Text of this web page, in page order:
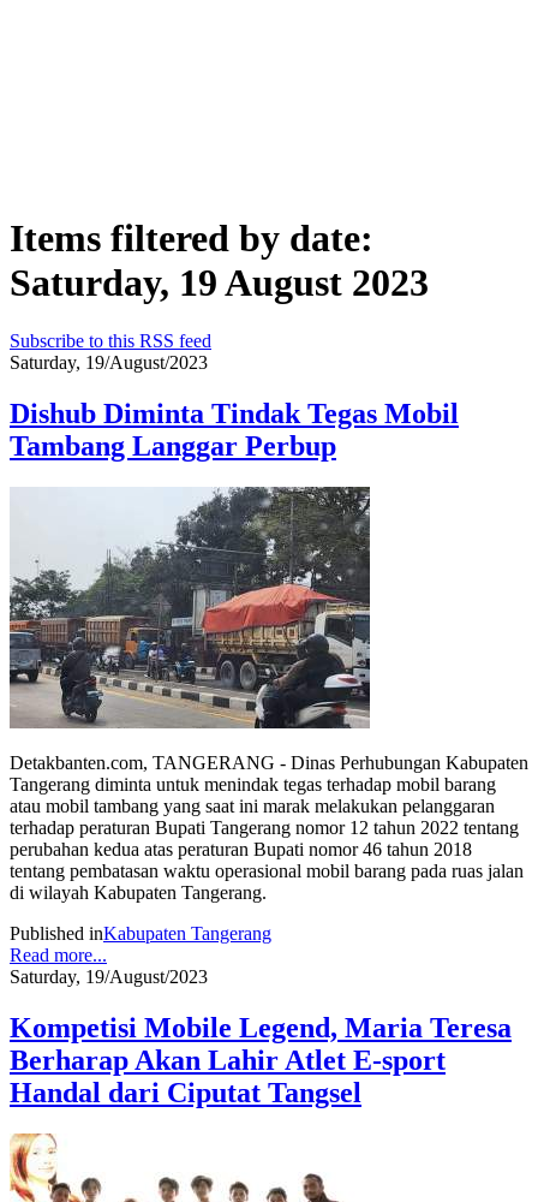
Items filtered by date:
Saturday, 19 August 2023
Subscribe to this RSS feed
Saturday, 19/August/2023
Dishub Diminta Tindak Tegas Mobil
Tambang Langgar Perbup
Detakbanten.com, TANGERANG - Dinas Perhubungan Kabupaten
Tangerang diminta untuk menindak tegas terhadap mobil barang
atau mobil tambang yang saat ini marak melakukan pelanggaran
terhadap peraturan Bupati Tangerang nomor 12 tahun 2022 tentang
perubahan kedua atas peraturan Bupati nomor 46 tahun 2018
tentang pembatasan waktu operasional mobil barang pada ruas jalan
di wilayah Kabupaten Tangerang.
Published inKabupaten Tangerang
Read more...
Saturday, 19/August/2023
Kompetisi Mobile Legend, Maria Teresa
Berharap Akan Lahir Atlet E-sport
Handal dari Ciputat Tangsel